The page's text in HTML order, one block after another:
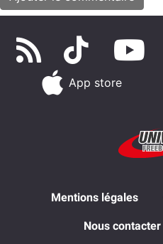
App store
Mentions légales
Nous contacter